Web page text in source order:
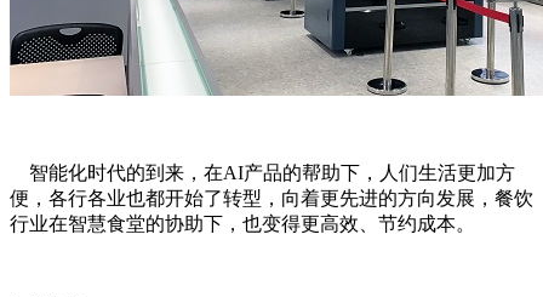
智能化时代的到来，在AI产品的帮助下，人们生活更加方
便，各行各业也都开始了转型，向着更先进的方向发展，餐饮
行业在智慧食堂的协助下，也变得更高效、节约成本。